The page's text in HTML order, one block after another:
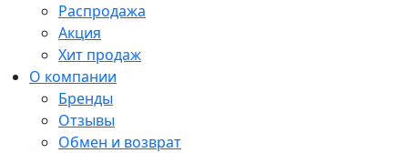
Распродажа
Акция
Хит продаж
О компании
Бренды
Отзывы
Обмен и возврат